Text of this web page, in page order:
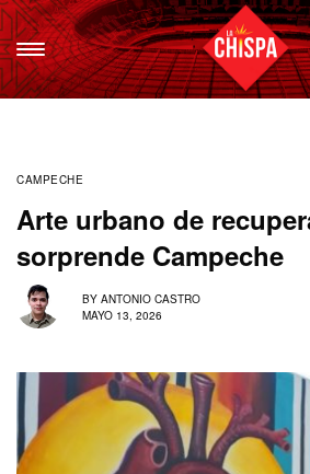
CAMPECHE
Arte urbano de
sorprende Campeche
BY ANTONIO CASTRO
MAYO 13, 2026